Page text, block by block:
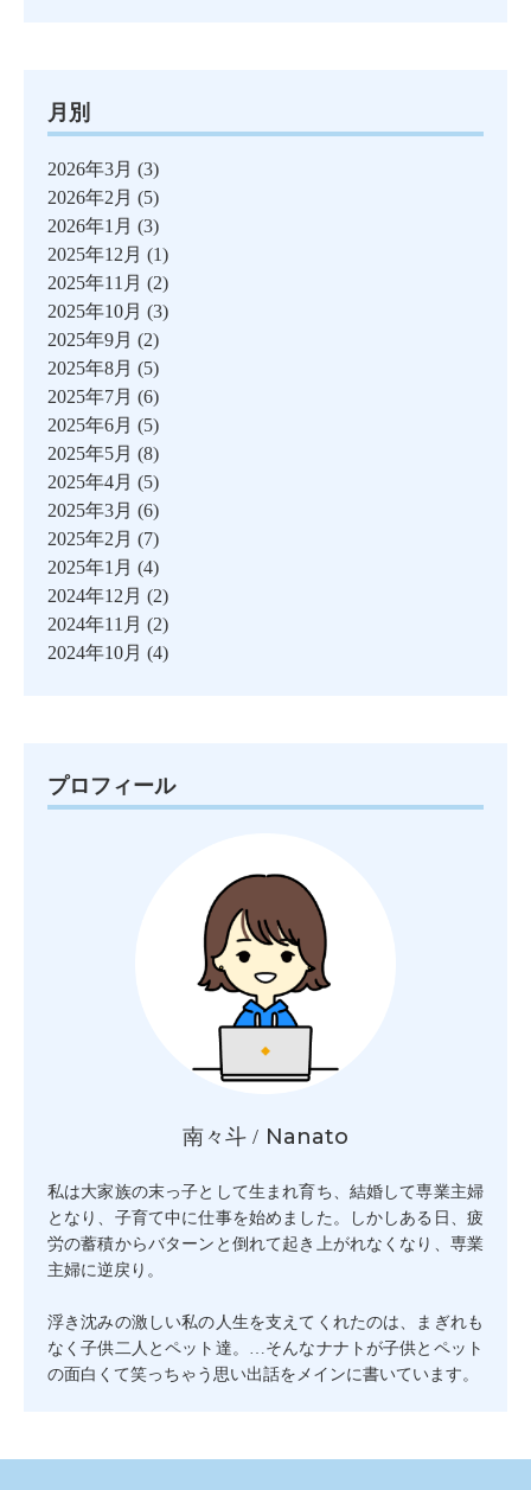
月別
2026年3月 (3)
2026年2月 (5)
2026年1月 (3)
2025年12月 (1)
2025年11月 (2)
2025年10月 (3)
2025年9月 (2)
2025年8月 (5)
2025年7月 (6)
2025年6月 (5)
2025年5月 (8)
2025年4月 (5)
2025年3月 (6)
2025年2月 (7)
2025年1月 (4)
2024年12月 (2)
2024年11月 (2)
2024年10月 (4)
プロフィール
南々斗 / Nanato
私は大家族の末っ子として生まれ育ち、結婚して専業主婦
となり、子育て中に仕事を始めました。しかしある日、疲
労の蓄積からバターンと倒れて起き上がれなくなり、専業
主婦に逆戻り。
浮き沈みの激しい私の人生を支えてくれたのは、まぎれも
なく子供二人とペット達。…そんなナナトが子供とペット
の面白くて笑っちゃう思い出話をメインに書いています。